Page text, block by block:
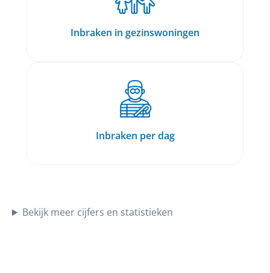
Inbraken in gezinswoningen
Inbraken per dag
Bekijk meer cijfers en statistieken